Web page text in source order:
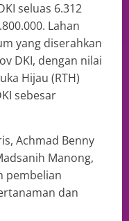
seluas 6.312
Lahan
yang diserahkan
DKI, dengan nilai
Hijau (RTH)
sebesar
Achmad Benny
Manong,
pembelian
dan